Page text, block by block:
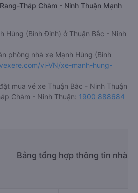
Tháp Chàm - Ninh Thuận Mạnh
Hùng (Bình Định) ở Thuận Bắc - Ninh
phòng nhà xe Mạnh Hùng (Bình
vi-VN/xe-manh-hung-
mua vé xe Thuận Bắc - Ninh Thuận
Chàm - Ninh Thuận: 1900 888684
Bảng tổng hợp thông tin nhà